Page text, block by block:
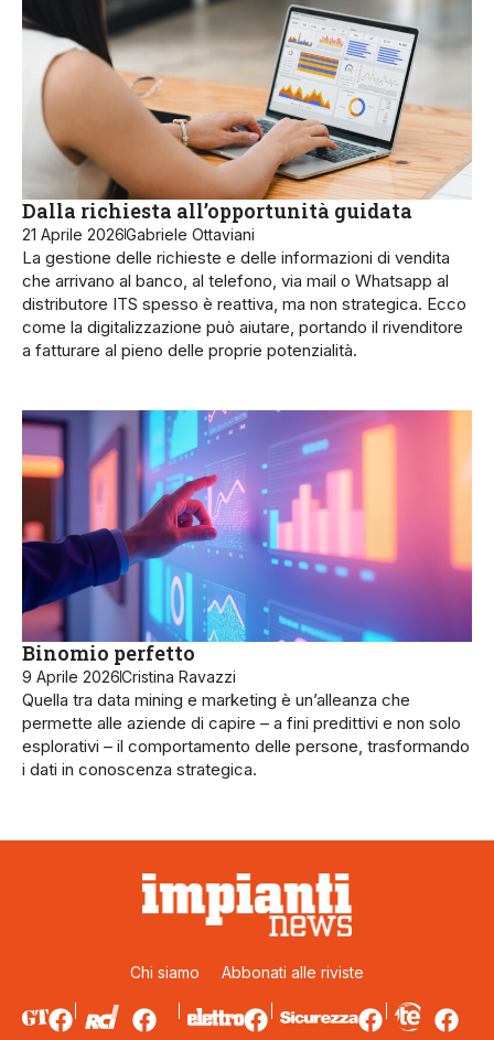
Dalla richiesta all’opportunità guidata
21 Aprile 2026Gabriele Ottaviani
La gestione delle richieste e delle informazioni di vendita
che arrivano al banco, al telefono, via mail o Whatsapp al
distributore ITS spesso è reattiva, ma non strategica. Ecco
come la digitalizzazione può aiutare, portando il rivenditore
a fatturare al pieno delle proprie potenzialità.
Binomio perfetto
9 Aprile 2026Cristina Ravazzi
Quella tra data mining e marketing è un’alleanza che
permette alle aziende di capire – a fini predittivi e non solo
esplorativi – il comportamento delle persone, trasformando
i dati in conoscenza strategica.
Chi siamo Abbonati alle riviste